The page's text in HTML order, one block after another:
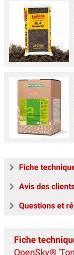
Fiche
Avis des
Questions et
Fiche
OpenSky®